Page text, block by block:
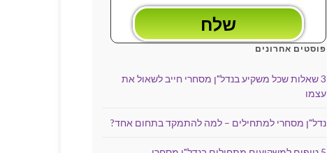
פוסטים אחרונים
3 שאלות שכל משקיע בנדל"ן מסחרי חייב לשאול את
עצמו
נדל"ן מסחרי למתחילים – למה להתמקד בתחום אחד?